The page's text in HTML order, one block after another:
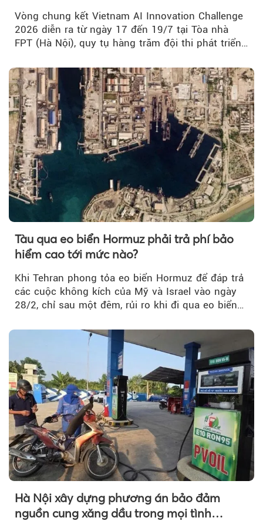
Vòng chung kết Vietnam AI Innovation Challenge
2026 diễn ra từ ngày 17 đến 19/7 tại Tòa nhà
FPT (Hà Nội), quy tụ hàng trăm đội thi phát triển
Tàu qua eo biển Hormuz phải trả phí bảo
hiểm cao tới mức nào?
Khi Tehran phong tỏa eo biển Hormuz để đáp trả
các cuộc không kích của Mỹ và Israel vào ngày
28/2, chỉ sau một đêm, rủi ro khi đi qua eo biển
theo.
Hà Nội xây dựng phương án bảo đảm
nguồn cung xăng dầu trong mọi tình